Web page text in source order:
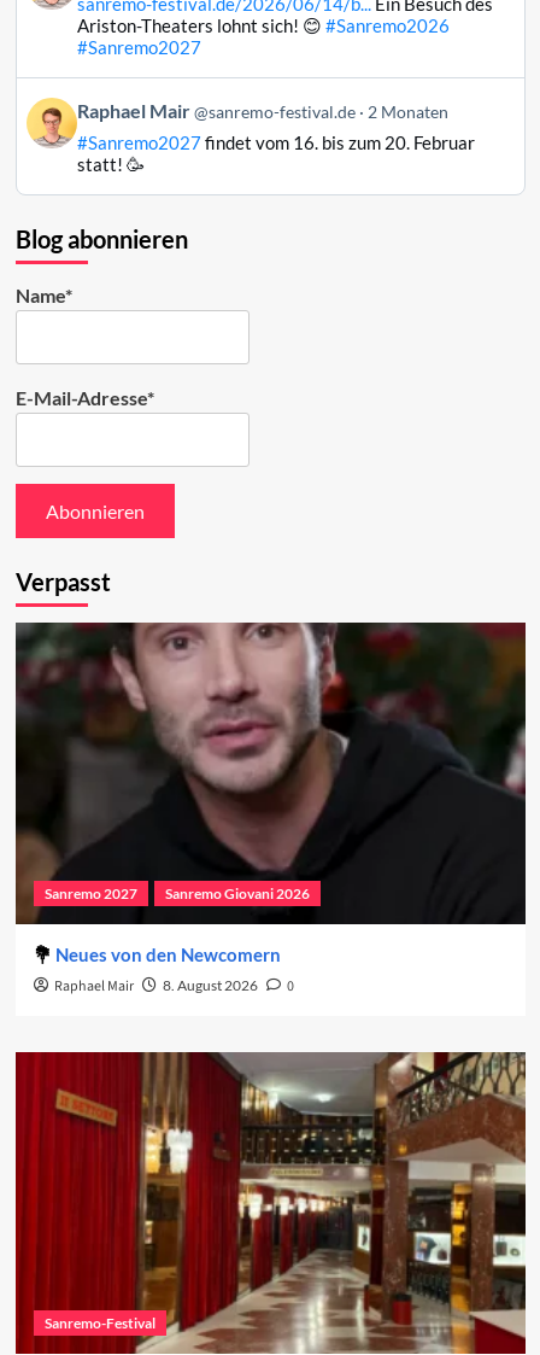
Raphael
ansehen
Ariston-Theaters lohnt sich! 😊 #Sanremo2026
#Sanremo2027
Beitrag
von
Raphael
Bluesky
ansehen
Raphael Mair @sanremo-festival.de 2 Monaten
#Sanremo2027findet vom 16. bis zum 20. Februar
statt! 🥳
Blog abonnieren
Name*
E-Mail-Adresse*
Verpasst
Sanremo 2027 Sanremo Giovani 2026
Neues von den Newcomern
Raphael Mair 8. August 2026 0
Sanremo-Festival